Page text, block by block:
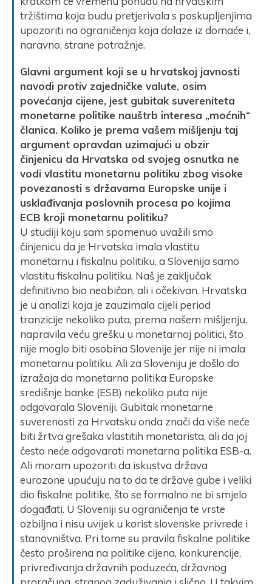
tržištima koja budu pretjerivala s poskupljenjima
upozoriti na ograničenja koja dolaze iz domaće i,
naravno, strane potražnje.
Glavni argument koji se u hrvatskoj javnosti
navodi protiv zajedničke valute, osim
povećanja cijene, jest gubitak suvereniteta
monetarne politike nauštrb interesa „moćnih“
članica. Koliko je prema vašem mišljenju taj
argument opravdan uzimajući u obzir
činjenicu da Hrvatska od svojeg osnutka ne
vodi vlastitu monetarnu politiku zbog visoke
povezanosti s državama Europske unije i
usklađivanja poslovnih procesa po kojima
ECB kroji monetarnu politiku?
U studiji koju sam spomenuo uvažili smo
činjenicu da je Hrvatska imala vlastitu
monetarnu i fiskalnu politiku, a Slovenija samo
vlastitu fiskalnu politiku. Naš je zaključak
definitivno bio neobičan, ali i očekivan. Hrvatska
je u analizi koja je zauzimala cijeli period
tranzicije nekoliko puta, prema našem mišljenju,
napravila veću grešku u monetarnoj politici, što
nije moglo biti osobina Slovenije jer nije ni imala
monetarnu politiku. Ali za Sloveniju je došlo do
izražaja da monetarna politika Europske
središnje banke (ESB) nekoliko puta nije
odgovarala Sloveniji. Gubitak monetarne
suverenosti za Hrvatsku onda znači da više neće
biti žrtva grešaka vlastitih monetarista, ali da joj
često neće odgovarati monetarna politika ESB-a.
Ali moram upozoriti da iskustva država
eurozone upućuju na to da te države gube i veliki
dio fiskalne politike, što se formalno ne bi smjelo
događati. U Sloveniji su ograničenja te vrste
ozbiljna i nisu uvijek u korist slovenske privrede i
stanovništva. Pri tome su pravila fiskalne politike
često proširena na politike cijena, konkurencije,
privređivanja državnih poduzeća, državnog